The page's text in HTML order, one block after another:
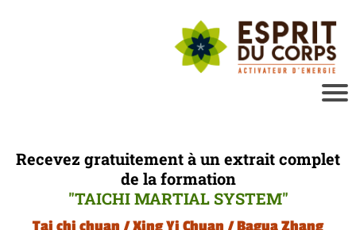
Recevez gratuitement à un extrait complet
de la formation
"TAICHI MARTIAL SYSTEM"
Tai chi chuan / Xing Yi Chuan / Bagua Zhang